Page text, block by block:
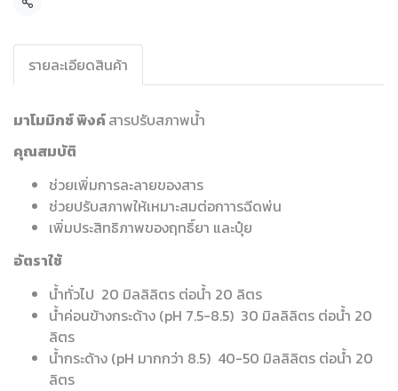
แชร์
รายละเอียดสินค้า
มาโมมิกซ์ พิงค์สารปรับสภาพน้ำ
คุณสมบัติ
ช่วยเพิ่มการละลายของสาร
ช่วยปรับสภาพให้เหมาะสมต่อกาารฉีดพ่น
เพิ่มประสิทธิภาพของฤทธิ์ยา และปุ๋ย
อัตราใช้
น้ำทั่วไป 20 มิลลิลิตร ต่อน้ำ 20 ลิตร
น้ำค่อนข้างกระด้าง (pH 7.5-8.5) 30 มิลลิลิตร ต่อน้ำ 20
ลิตร
น้ำกระด้าง (pH มากกว่า 8.5) 40-50 มิลลิลิตร ต่อน้ำ 20
ลิตร